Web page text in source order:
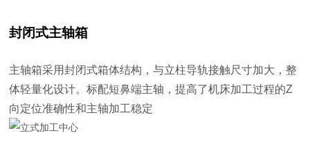
封闭式主轴箱
主轴箱采用封闭式箱体结构，与立柱导轨接触尺寸加大，整
体轻量化设计。标配短鼻端主轴，提高了机床加工过程的Z
向定位准确性和主轴加工稳定